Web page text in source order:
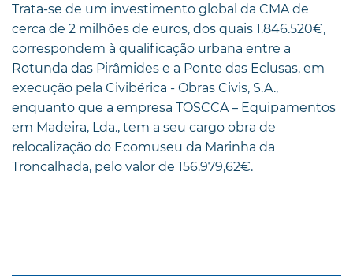
Trata-se de um investimento global da CMA de
cerca de 2 milhões de euros, dos quais 1.846.520€,
correspondem à qualificação urbana entre a
Rotunda das Pirâmides e a Ponte das Eclusas, em
execução pela Civibérica - Obras Civis, S.A.,
enquanto que a empresa TOSCCA – Equipamentos
em Madeira, Lda., tem a seu cargo obra de
relocalização do Ecomuseu da Marinha da
Troncalhada, pelo valor de 156.979,62€.